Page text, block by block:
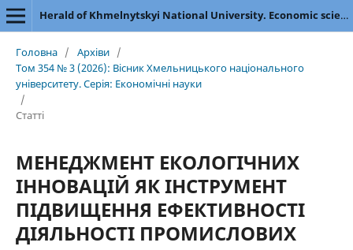
Herald of Khmelnytskyi National University. Economic sciences
Головна / Архіви /
Том 354 № 3 (2026): Вісник Хмельницького національного
університету. Серія: Економічні науки
/
Статті
МЕНЕДЖМЕНТ ЕКОЛОГІЧНИХ
ІННОВАЦІЙ ЯК ІНСТРУМЕНТ
ПІДВИЩЕННЯ ЕФЕКТИВНОСТІ
ДІЯЛЬНОСТІ ПРОМИСЛОВИХ